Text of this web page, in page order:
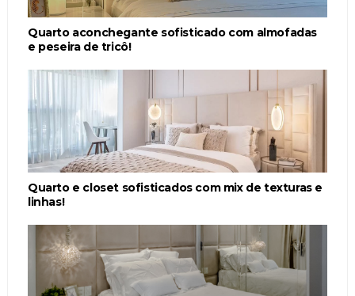
Quarto aconchegante sofisticado com almofadas
e peseira de tricô!
Quarto e closet sofisticados com mix de texturas e
linhas!